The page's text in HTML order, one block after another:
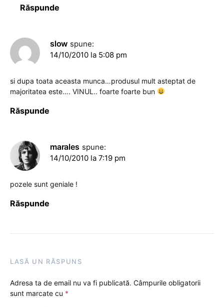
Răspunde
slow spune:
14/10/2010 la 5:08 pm
si dupa toata aceasta munca…produsul mult asteptat de
majoritatea este…. VINUL.. foarte foarte bun
Răspunde
marales spune:
14/10/2010 la 7:19 pm
pozele sunt geniale !
Răspunde
LASĂ UN RĂSPUNS
Adresa ta de email nu va fi publicată. Câmpurile obligatorii
sunt marcate cu *